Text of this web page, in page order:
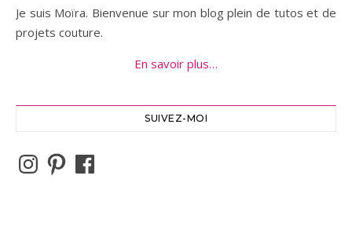
Je suis Moïra. Bienvenue sur mon blog plein de tutos et de
projets couture.
En savoir plus…
SUIVEZ-MOI
Instagram
PinterestFacebook